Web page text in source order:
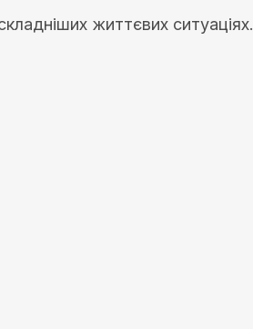
життєвих ситуаціях.